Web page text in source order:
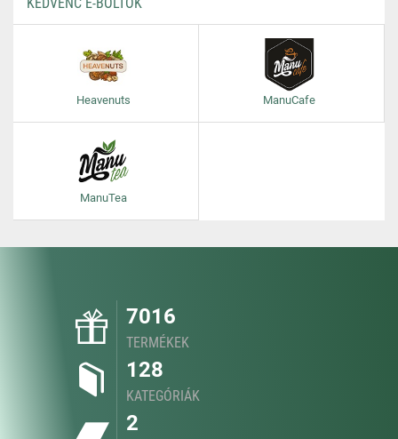
Heavenuts ManuCafe
ManuTea
7016
TERMÉKEK
128
KATEGÓRIÁK
2